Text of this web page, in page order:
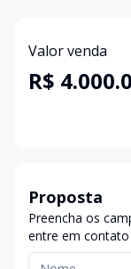
Valor venda
R$
Proposta
Preencha os
entre em contato